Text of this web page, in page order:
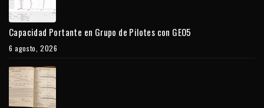
Capacidad Portante en Grupo de Pilotes con GEO5
6 agosto, 2026